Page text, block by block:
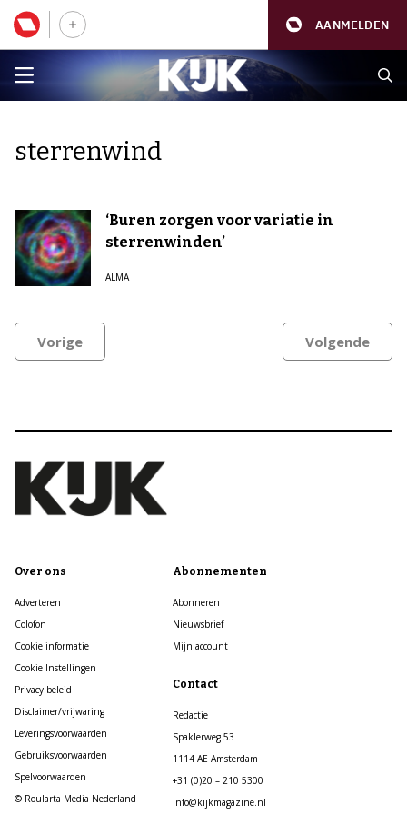
AANMELDEN
sterrenwind
‘Buren zorgen voor variatie in
sterrenwinden’
ALMA
Vorige Volgende
Over ons
Adverteren
Colofon
Cookie informatie
Cookie Instellingen
Privacy beleid
Disclaimer/vrijwaring
Leveringsvoorwaarden
Gebruiksvoorwaarden
Spelvoorwaarden
© Roularta Media Nederland
Abonnementen
Abonneren
Nieuwsbrief
Mijn account
Contact
Redactie
Spaklerweg 53
1114 AE Amsterdam
+31 (0)20 – 210 5300
info@kijkmagazine.nl